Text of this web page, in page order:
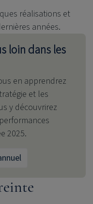
réalisations et
années.
loin dans les
en apprendrez
et les
y découvrirez
2025.